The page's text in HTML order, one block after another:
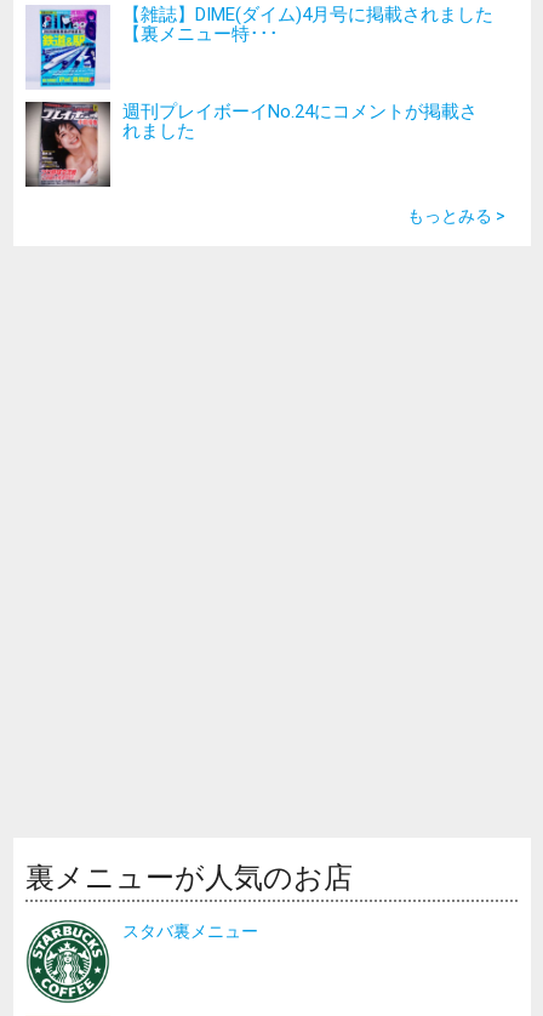
【雑誌】DIME(ダイム)4月号に掲載されました
【裏メニュー特･･･
週刊プレイボーイNo.24にコメントが掲載さ
れました
もっとみる >
裏メニューが人気のお店
スタバ裏メニュー